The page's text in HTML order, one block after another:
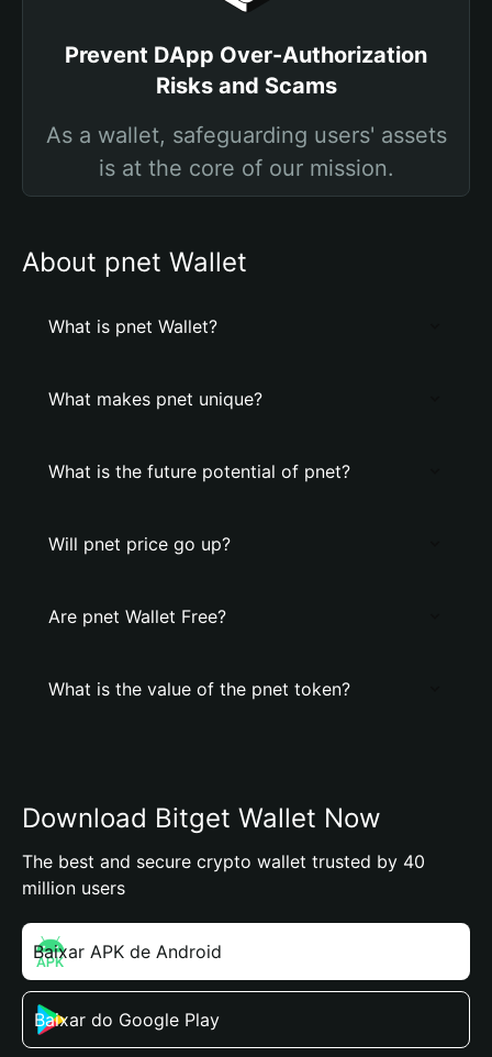
Prevent DApp Over-Authorization
Risks and Scams
As a wallet, safeguarding users' assets
is at the core of our mission.
About pnet Wallet
What is pnet Wallet?
What makes pnet unique?
What is the future potential of pnet?
Will pnet price go up?
Are pnet Wallet Free?
What is the value of the pnet token?
Download Bitget Wallet Now
The best and secure crypto wallet trusted by 40
million users
Baixar APK de Android
Baixar do Google Play